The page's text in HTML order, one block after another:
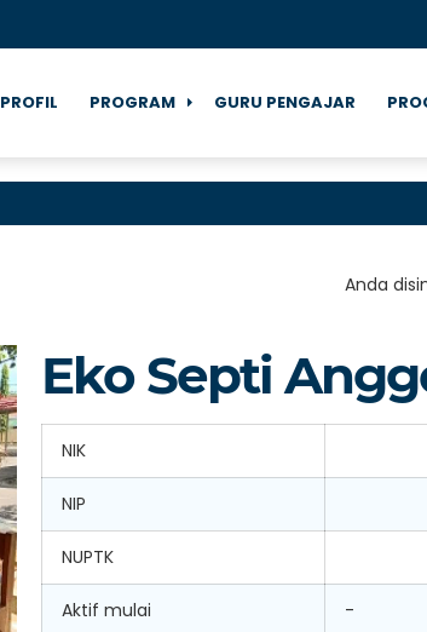
PROFIL PROGRAM GURU PENGAJAR
Anda
Eko Septi
NIK
NIP
NUPTK
Aktif mulai -